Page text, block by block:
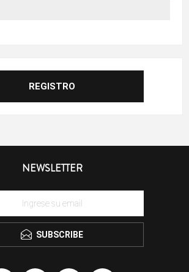
NEWSLETTER
SUBSCRIBE